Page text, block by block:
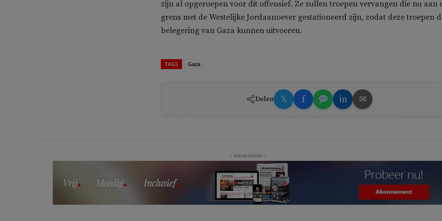
zijn al opgeroepen voor dit offensief. Ze zullen troepen vervangen die nu aan
grens met de Westelijke Jordaanoever gestationeerd zijn, zodat deze troepen
belegering van Gaza kunnen uitvoeren.
TAGS Gaza
Delen 𝕏 f in ✉
- Advertentie -